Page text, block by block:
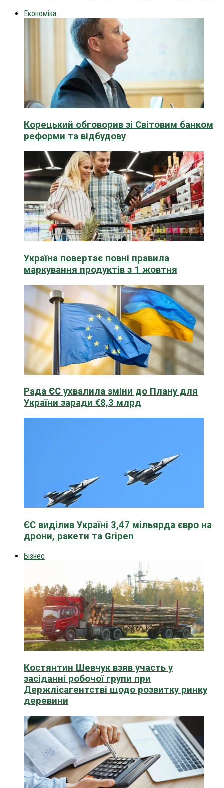
Економіка
Корецький обговорив зі Світовим банком
реформи та відбудову
Україна повертає повні правила
маркування продуктів з 1 жовтня
Рада ЄС ухвалила зміни до Плану для
України заради €8,3 млрд
ЄС виділив Україні 3,47 мільярда євро на
дрони, ракети та Gripen
Бізнес
Костянтин Шевчук взяв участь у
засіданні робочої групи при
Держлісагентстві щодо розвитку ринку
деревини